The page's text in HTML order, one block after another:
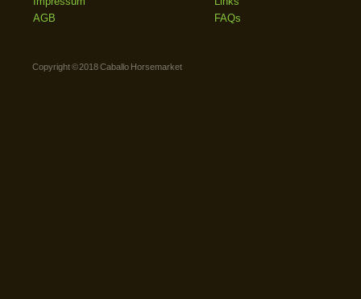
AGB
FAQs
Copyright © 2018 Caballo Horsemarket